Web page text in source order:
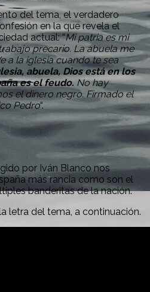
del tema, el verdadero
en la que revela el
actual: “Mi patria es mi
precario. La abuela me
a la iglesia cuando te sea
abuela, Dios está en los
es el feudo.No hay
el dinero negro. Firmado el
Pedro“.
por Iván Blanco nos
más rancia como son el
banderitas de la nación.
letra del tema, a continuación.